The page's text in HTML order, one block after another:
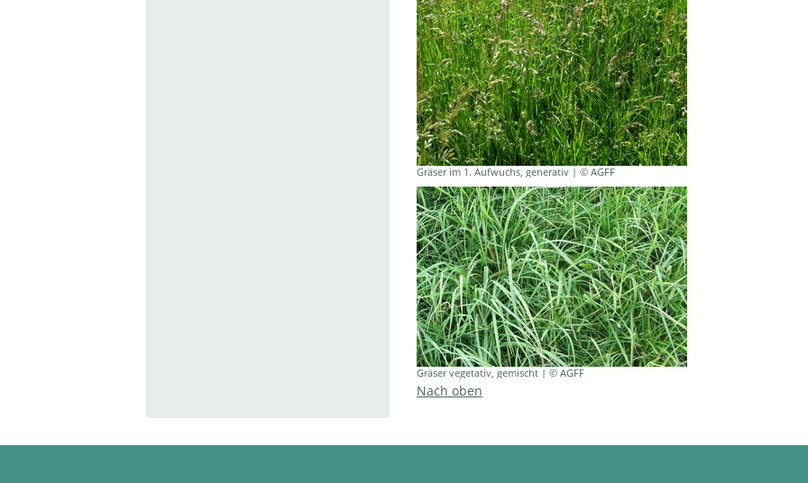
Gräser im 1. Aufwuchs, generativ | © AGFF
Gräser vegetativ, gemischt | © AGFF
Nach oben